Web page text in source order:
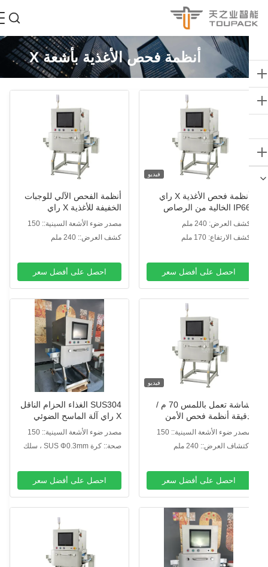
أنظمة فحص الأغذية بأشعة X
أنظمة فحص الأغذية X راي
IP66 الخالية من الرصاص
العرض: 240 ملم
الارتفاع: 170 ملم
احصل على أفضل سعر
أنظمة الفحص الآلي للوجبات
الخفيفة للأغذية X راي
مصدر ضوء الأشعة السينية:: 150
كشف العرض:: 240 ملم
احصل على أفضل سعر
شاشة تعمل باللمس 70 م /
أنظمة فحص الأمن
مصدر ضوء الأشعة السينية:: 150
العرض:: 240 ملم
احصل على أفضل سعر
SUS304 الغذاء الحزام الناقل
مصدر ضوء الأشعة السينية:: 150
صحة:: كرة SUS Φ0.3mm ، سلك
احصل على أفضل سعر